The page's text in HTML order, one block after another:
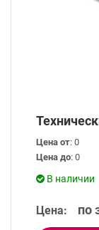
Цена от: 0
Цена до: 0
В наличии
Цена: по